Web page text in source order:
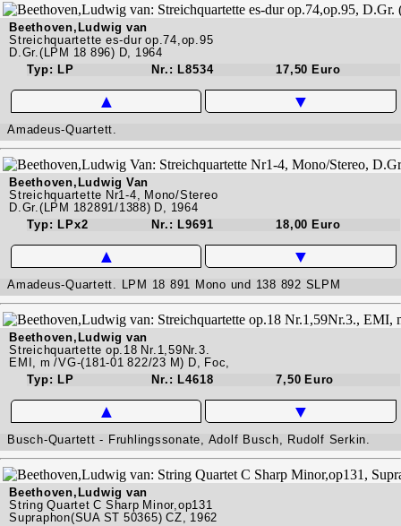
Beethoven,Ludwig van
Streichquartette es-dur op.74,op.95
D.Gr.(LPM 18 896) D, 1964
Typ: LP
Nr.: L8534 17,50 Euro
▲ ▼
Amadeus-Quartett.
Beethoven,Ludwig Van
Streichquartette Nr1-4, Mono/Stereo
D.Gr.(LPM 182891/1388) D, 1964
Typ: LPx2
Nr.: L9691 18,00 Euro
▲ ▼
Amadeus-Quartett. LPM 18 891 Mono und 138 892 SLPM
Beethoven,Ludwig van
Streichquartette op.18 Nr.1,59Nr.3.
EMI, m /VG-(181-01 822/23 M) D, Foc,
Typ: LP
Nr.: L4618 7,50 Euro
▲ ▼
Busch-Quartett - Fruhlingssonate, Adolf Busch, Rudolf Serkin.
Beethoven,Ludwig van
String Quartet C Sharp Minor,op131
Supraphon(SUA ST 50365) CZ, 1962